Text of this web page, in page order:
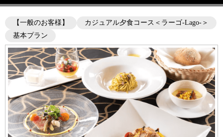
【一般のお客様】
カジュアル夕食コース＜ラーゴ-Lago-＞
基本プラン